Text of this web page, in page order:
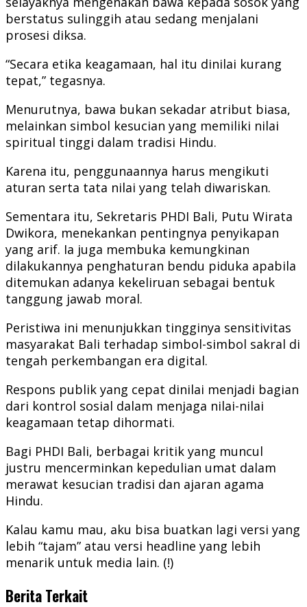
berstatus sulinggih atau sedang menjalani
prosesi diksa.
“Secara etika keagamaan, hal itu dinilai kurang
tepat,” tegasnya.
Menurutnya, bawa bukan sekadar atribut biasa,
melainkan simbol kesucian yang memiliki nilai
spiritual tinggi dalam tradisi Hindu.
Karena itu, penggunaannya harus mengikuti
aturan serta tata nilai yang telah diwariskan.
Sementara itu, Sekretaris PHDI Bali, Putu Wirata
Dwikora, menekankan pentingnya penyikapan
yang arif. Ia juga membuka kemungkinan
dilakukannya penghaturan bendu piduka apabila
ditemukan adanya kekeliruan sebagai bentuk
tanggung jawab moral.
Peristiwa ini menunjukkan tingginya sensitivitas
masyarakat Bali terhadap simbol-simbol sakral di
tengah perkembangan era digital.
Respons publik yang cepat dinilai menjadi bagian
dari kontrol sosial dalam menjaga nilai-nilai
keagamaan tetap dihormati.
Bagi PHDI Bali, berbagai kritik yang muncul
justru mencerminkan kepedulian umat dalam
merawat kesucian tradisi dan ajaran agama
Hindu.
Kalau kamu mau, aku bisa buatkan lagi versi yang
lebih “tajam” atau versi headline yang lebih
menarik untuk media lain. (!)
Berita Terkait